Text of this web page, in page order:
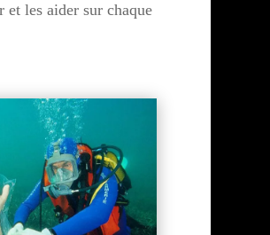
les aider sur chaque